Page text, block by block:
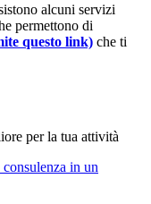
alcuni servizi
permettono di
questo link) che ti
per la tua attività
in un